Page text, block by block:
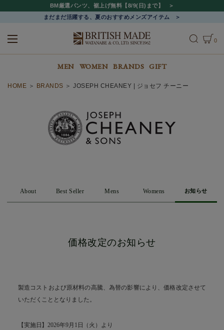
BM厳選パンツ、裾上げ無料【8/9(日)まで】
まだまだ活躍する、夏のおすすめメンズアイテム
0
MEN WOMEN BRANDS GIFT
HOME BRANDS JOSEPH CHEANEY | ジョセフ チーニー
About Best Seller Mens Womens お知らせ
価格改定のお知らせ
製造コストおよび原材料の高騰、為替の影響により、価格改定させて
いただくこととなりました。
【実施日】2026年9月1日（火）より